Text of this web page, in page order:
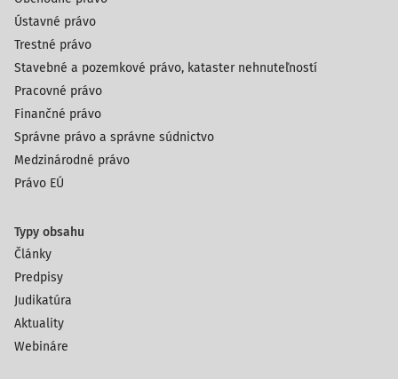
Ústavné právo
Trestné právo
Stavebné a pozemkové právo, kataster nehnuteľností
Pracovné právo
Finančné právo
Správne právo a správne súdnictvo
Medzinárodné právo
Právo EÚ
Typy obsahu
Články
Predpisy
Judikatúra
Aktuality
Webináre